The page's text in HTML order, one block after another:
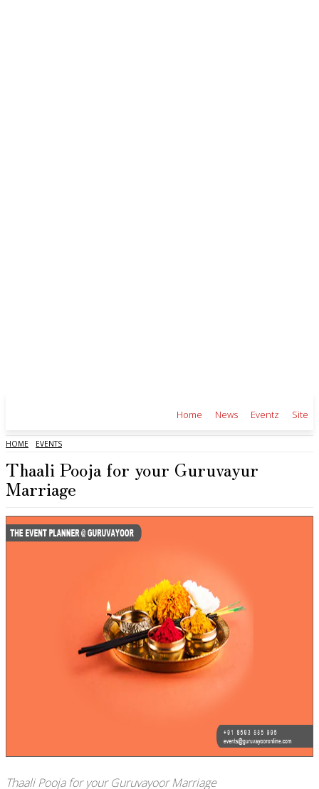
Home News Eventz Sites
HOME EVENTS
Thaali Pooja for your Guruvayur
Marriage
Thaali Pooja for your Guruvayoor Marriage